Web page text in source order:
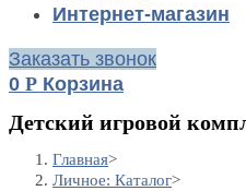
Интернет-магазин
Заказать звонок
0 Р Корзина
Детский игровой
Главная>
Личное: Каталог>